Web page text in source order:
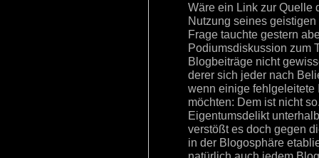
Wäre ein Link zur Quelle
Nutzung seines
Frage tauchte gestern
Podiumsdiskussion zum
Blogbeiträge nicht
derer sich jeder nach
wenn einige fehlgeleitete
möchten: Dem ist nicht
Eigentumsdelikt
verstößt es doch gegen
in der Blogosphäre